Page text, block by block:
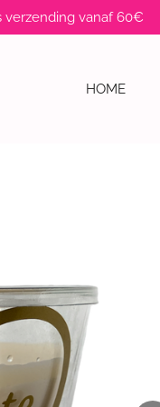
verzending vanaf 60€
HOME